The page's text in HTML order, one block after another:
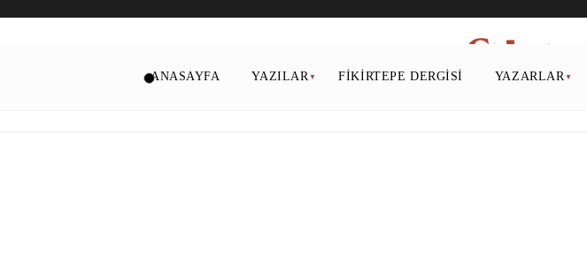
ANASAYFA YAZILAR FIKIRTEPE DERGISI YAZARLAR